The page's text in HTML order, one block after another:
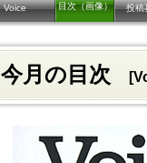
Voice 目次（画像） 投稿
今月の目次